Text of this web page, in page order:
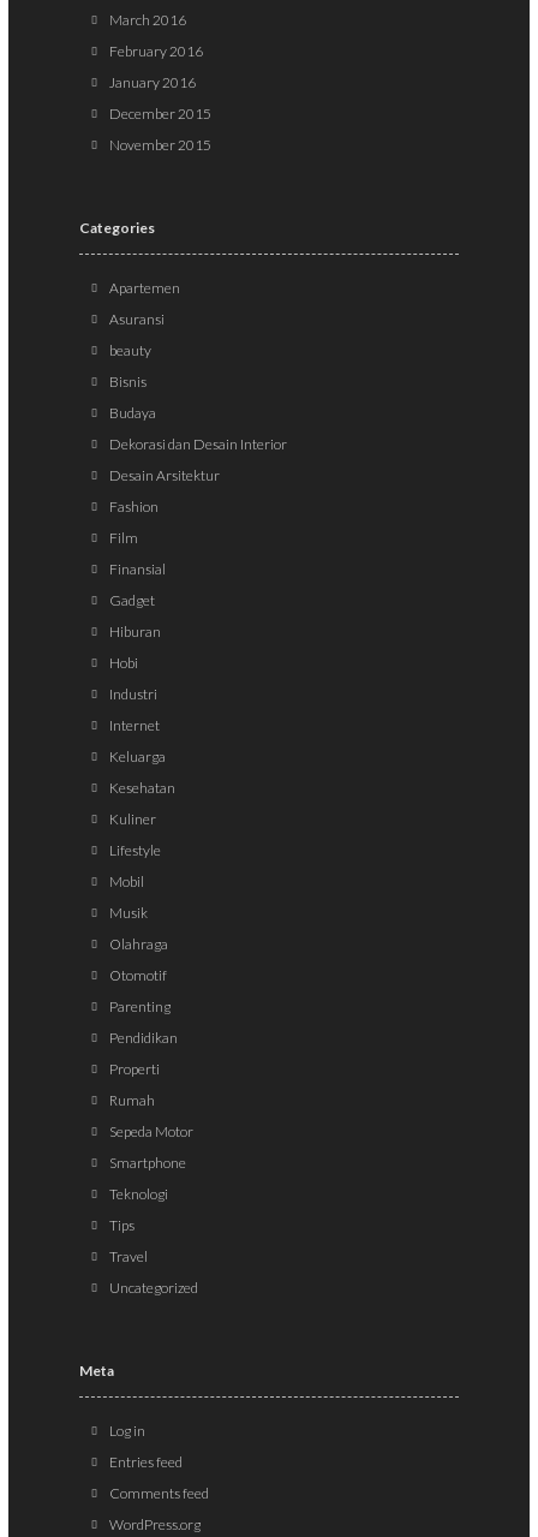
March 2016
February 2016
January 2016
December 2015
November 2015
Categories
Apartemen
Asuransi
beauty
Bisnis
Budaya
Dekorasi dan Desain Interior
Desain Arsitektur
Fashion
Film
Finansial
Gadget
Hiburan
Hobi
Industri
Internet
Keluarga
Kesehatan
Kuliner
Lifestyle
Mobil
Musik
Olahraga
Otomotif
Parenting
Pendidikan
Properti
Rumah
Sepeda Motor
Smartphone
Teknologi
Tips
Travel
Uncategorized
Meta
Log in
Entries feed
Comments feed
WordPress.org